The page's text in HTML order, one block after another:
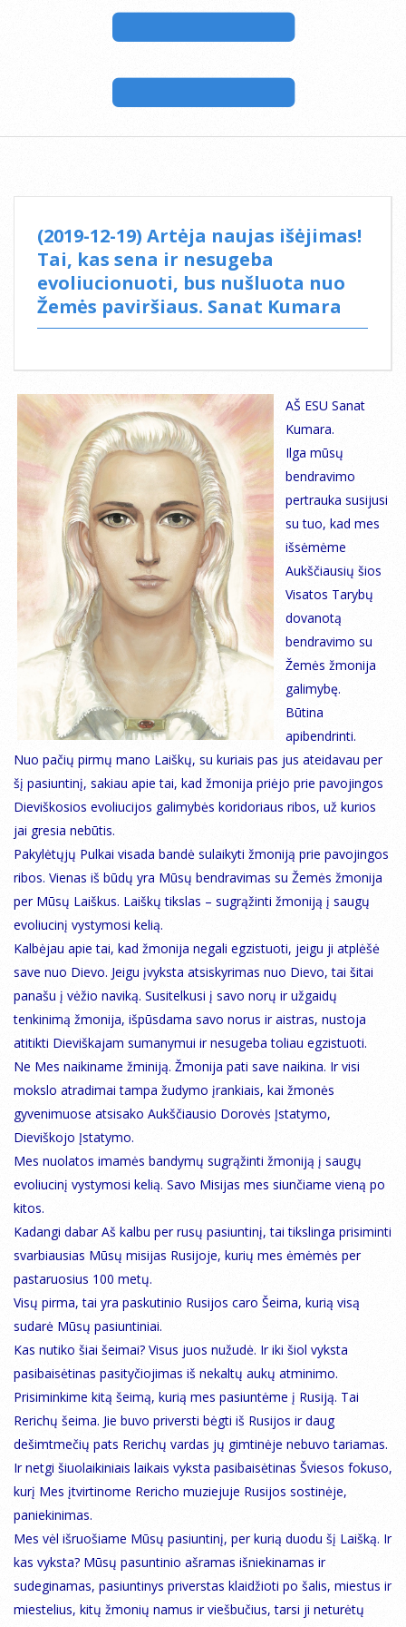
(2019-12-19) Artėja naujas išėjimas!
Tai, kas sena ir nesugeba
evoliucionuoti, bus nušluota nuo
Žemės paviršiaus. Sanat Kumara
AŠ ESU Sanat
Kumara.
Ilga mūsų
bendravimo
pertrauka susijusi
su tuo, kad mes
išsėmėme
Aukščiausių šios
Visatos Tarybų
dovanotą
bendravimo su
Žemės žmonija
galimybę.
Būtina
apibendrinti.
Nuo pačių pirmų mano Laiškų, su kuriais pas jus ateidavau per
šį pasiuntinį, sakiau apie tai, kad žmonija priėjo prie pavojingos
Dieviškosios evoliucijos galimybės koridoriaus ribos, už kurios
jai gresia nebūtis.
Pakylėtųjų Pulkai visada bandė sulaikyti žmoniją prie pavojingos
ribos. Vienas iš būdų yra Mūsų bendravimas su Žemės žmonija
per Mūsų Laiškus. Laiškų tikslas – sugrąžinti žmoniją į saugų
evoliucinį vystymosi kelią.
Kalbėjau apie tai, kad žmonija negali egzistuoti, jeigu ji atplėšė
save nuo Dievo. Jeigu įvyksta atsiskyrimas nuo Dievo, tai šitai
panašu į vėžio naviką. Susitelkusi į savo norų ir užgaidų
tenkinimą žmonija, išpūsdama savo norus ir aistras, nustoja
atitikti Dieviškajam sumanymui ir nesugeba toliau egzistuoti.
Ne Mes naikiname žminiją. Žmonija pati save naikina. Ir visi
mokslo atradimai tampa žudymo įrankiais, kai žmonės
gyvenimuose atsisako Aukščiausio Dorovės Įstatymo,
Dieviškojo Įstatymo.
Mes nuolatos imamės bandymų sugrąžinti žmoniją į saugų
evoliucinį vystymosi kelią. Savo Misijas mes siunčiame vieną po
kitos.
Kadangi dabar Aš kalbu per rusų pasiuntinį, tai tikslinga prisiminti
svarbiausias Mūsų misijas Rusijoje, kurių mes ėmėmės per
pastaruosius 100 metų.
Visų pirma, tai yra paskutinio Rusijos caro Šeima, kurią visą
sudarė Mūsų pasiuntiniai.
Kas nutiko šiai šeimai? Visus juos nužudė. Ir iki šiol vyksta
pasibaisėtinas pasityčiojimas iš nekaltų aukų atminimo.
Prisiminkime kitą šeimą, kurią mes pasiuntėme į Rusiją. Tai
Rerichų šeima. Jie buvo priversti bėgti iš Rusijos ir daug
dešimtmečių pats Rerichų vardas jų gimtinėje nebuvo tariamas.
Ir netgi šiuolaikiniais laikais vyksta pasibaisėtinas Šviesos fokuso,
kurį Mes įtvirtinome Rericho muziejuje Rusijos sostinėje,
paniekinimas.
Mes vėl išruošiame Mūsų pasiuntinį, per kurią duodu šį Laišką. Ir
kas vyksta? Mūsų pasuntinio ašramas išniekinamas ir
sudeginamas, pasiuntinys priverstas klaidžioti po šalis, miestus ir
miestelius, kitų žmonių namus ir viešbučius, tarsi ji neturėtų